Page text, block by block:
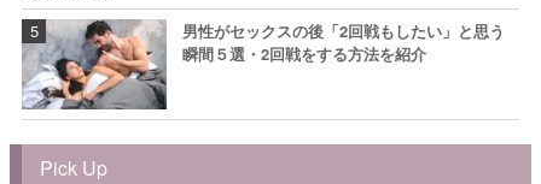
男性がセックスの後「2回戦もしたい」と思う
瞬間５選・2回戦をする方法を紹介
Pick Up